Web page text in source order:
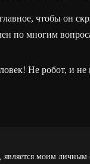
чтобы он
по многим
Не робот, и
является моим